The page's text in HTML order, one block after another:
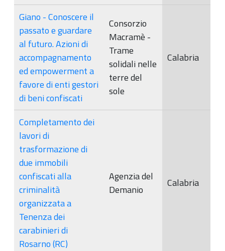
Giano - Conoscere il
passato e guardare
al futuro. Azioni di
accompagnamento
ed empowerment a
favore di enti gestori
di beni confiscati
Consorzio
Macramè -
Trame
solidali nelle
terre del
sole
Calabria
Completamento dei
lavori di
trasformazione di
due immobili
confiscati alla
criminalità
organizzata a
Tenenza dei
carabinieri di
Rosarno (RC)
Agenzia del
Demanio
Calabria